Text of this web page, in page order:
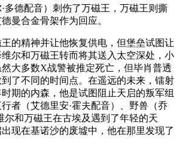
多德配音）刺伤了万磁王，万磁王则撕
曼合金骨架作为回应。
的精神并让他恢复供电，但堡垒试图让
尔和万磁王转而将其送入太空深处，小
大多数X战警被推定死亡，但毕肖普透
了不同的时间点。在遥远的未来，镭射
期的内森，他是试图阻止天启的叛军组
者（艾德里安·霍夫配音）、野兽（乔
尔和万磁王在古埃及遇到了年轻的天
现在基诺沙的废墟中，他在那里发现了